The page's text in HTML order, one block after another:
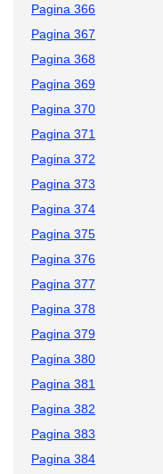
Pagina 366
Pagina 367
Pagina 368
Pagina 369
Pagina 370
Pagina 371
Pagina 372
Pagina 373
Pagina 374
Pagina 375
Pagina 376
Pagina 377
Pagina 378
Pagina 379
Pagina 380
Pagina 381
Pagina 382
Pagina 383
Pagina 384